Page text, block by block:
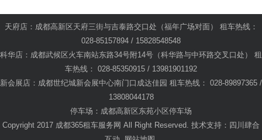
天府店：成都高新区天府三街与吉泰路交口处（福年广场对面） 租车热线：
028-85157894 / 15828548548
科华店：成都武候区火车南站东路34号附14号（科华路与中环路交叉口处） 租
车热线： 028-85350915 / 13981901192
新会展店：成都世纪城新会展中心南门口成达佳园 租车热线： 028-89897365 /
13808044178
停车场：成都高新区东苑小区停车场
Copyright 2017 成都365租车服务网 All Right Reserved. 技术支持： 四川肆合